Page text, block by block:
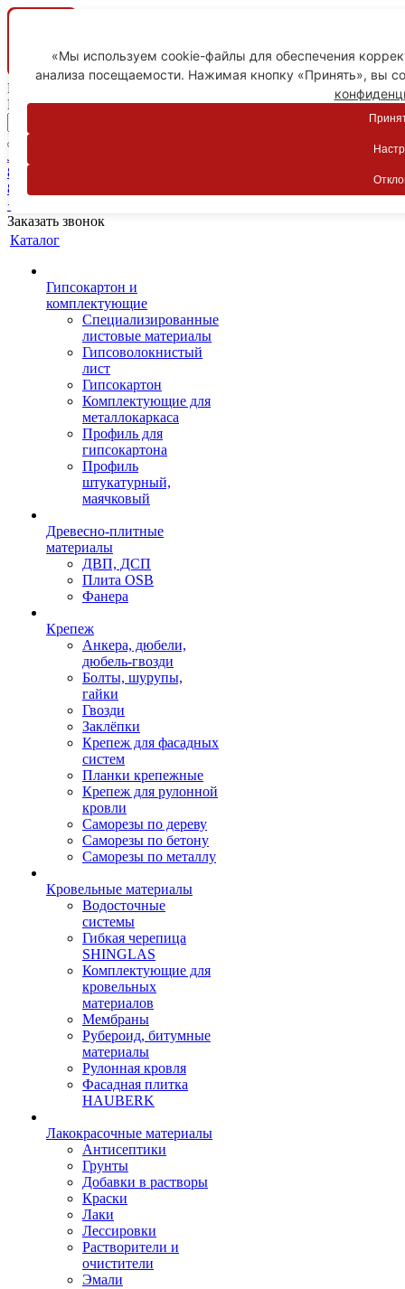
Ваш город
Пятигорск
Личный кабинет
8-800-775-59-89
8-800-775-59-89
+7 918 754-83-77
Заказать звонок
Каталог
Гипсокартон и
комплектующие
Специализированные
листовые материалы
Гипсоволокнистый
лист
Гипсокартон
Комплектующие для
металлокаркаса
Профиль для
гипсокартона
Профиль
штукатурный,
маячковый
Древесно-плитные
материалы
ДВП, ДСП
Плита OSB
Фанера
Крепеж
Анкера, дюбели,
дюбель-гвозди
Болты, шурупы,
гайки
Гвозди
Заклёпки
Крепеж для фасадных
систем
Планки крепежные
Крепеж для рулонной
кровли
Саморезы по дереву
Саморезы по бетону
Саморезы по металлу
Кровельные материалы
Водосточные
системы
Гибкая черепица
SHINGLAS
Комплектующие для
кровельных
материалов
Мембраны
Рубероид, битумные
материалы
Рулонная кровля
Фасадная плитка
HAUBERK
Лакокрасочные материалы
Антисептики
Грунты
Добавки в растворы
Краски
Лаки
Лессировки
Растворители и
очистители
Эмали
«Мы используем cookie-файлы для обеспечения
анализа посещаемости. Нажимая кнопку «Принять», вы